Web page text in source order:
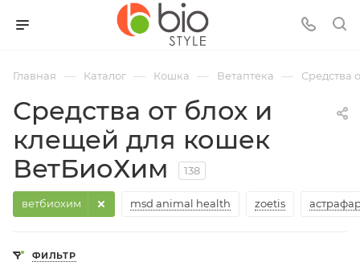
Главная — Каталог — Кошка — Ветаптека — Средства
Средства от блох и
клещей для кошек
ВетБиоХим
138
msd animal health zoetis
ветбиохим
ФИЛЬТР